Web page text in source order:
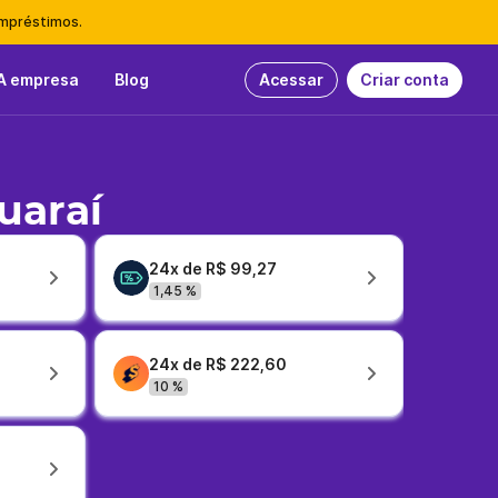
empresa Blog Acessar Criar conta
24x de R$ 99,27
1,45 %
24x de R$ 222,60
10 %